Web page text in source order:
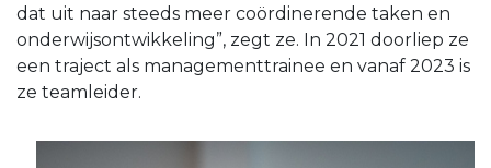
dat uit naar steeds meer coördinerende taken en
onderwijsontwikkeling”, zegt ze. In 2021 doorliep ze
een traject als managementtrainee en vanaf 2023 is
ze teamleider.